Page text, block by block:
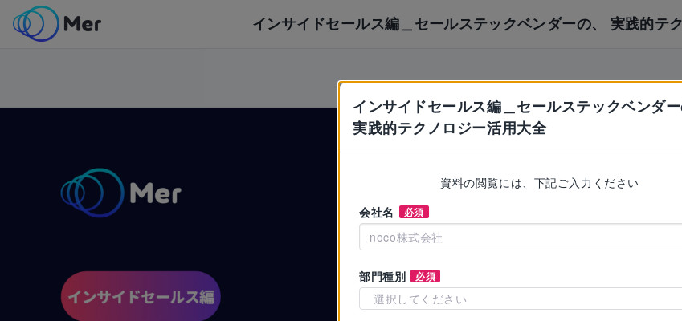
インサイドセールス編＿セールステックベンダーの、 実践的テ
インサイドセールス編＿セールステックベンダー
実践的テクノロジー活用大全
資料の閲覧には、下記ご入力ください
会社名
必須
部門種別 必須
選択してください